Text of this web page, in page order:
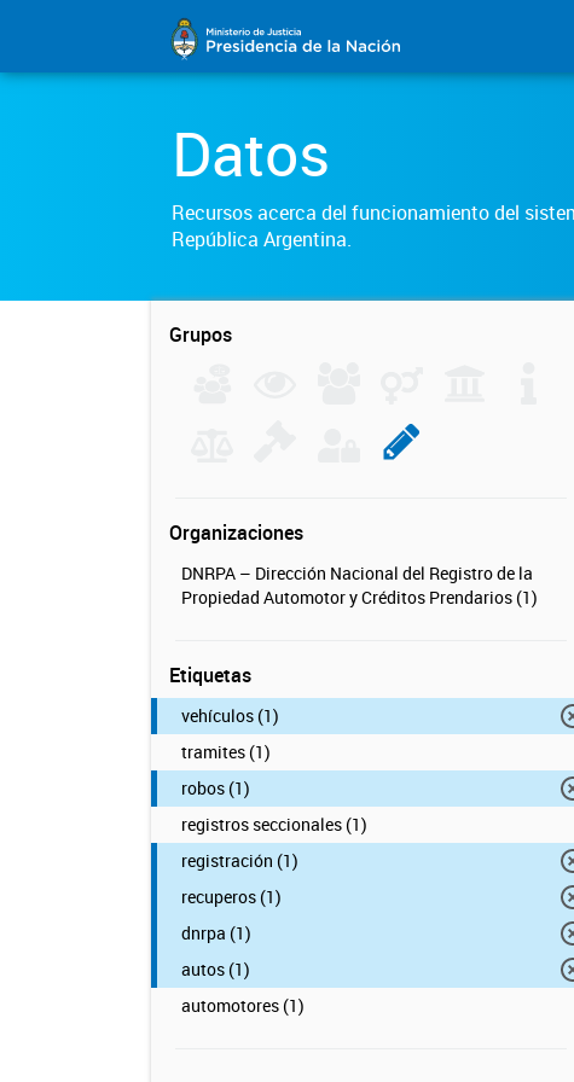
Datos
Recursos acerca del funcionamiento del
República Argentina.
Grupos
Organizaciones
DNRPA – Dirección Nacional del Registro de la
Propiedad Automotor y Créditos Prendarios (1)
Etiquetas
vehículos (1)
tramites (1)
robos (1)
registros seccionales (1)
registración (1)
recuperos (1)
dnrpa (1)
autos (1)
automotores (1)